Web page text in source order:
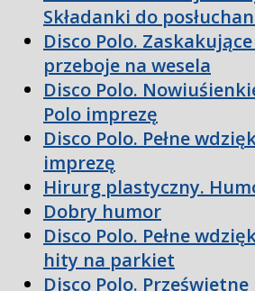
Składanki do
Disco Polo.
przeboje na wesela
Disco Polo.
Polo imprezę
Disco Polo. Pełne
imprezę
Hirurg plastyczny.
Dobry humor
Disco Polo. Pełne
hity na parkiet
Disco Polo.